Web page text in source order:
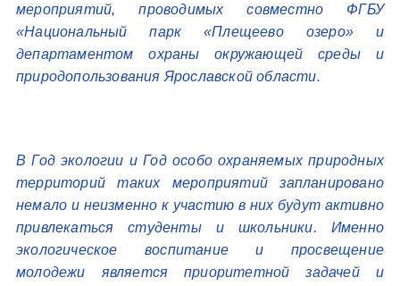
мероприятий, проводимых совместно ФГБУ
«Национальный парк «Плещеево озеро» и
департаментом охраны окружающей среды и
природопользования Ярославской области.
В Год экологии и Год особо охраняемых природных
территорий таких мероприятий запланировано
немало и неизменно к участию в них будут активно
привлекаться студенты и школьники. Именно
экологическое воспитание и просвещение
молодежи является приоритетной задачей и